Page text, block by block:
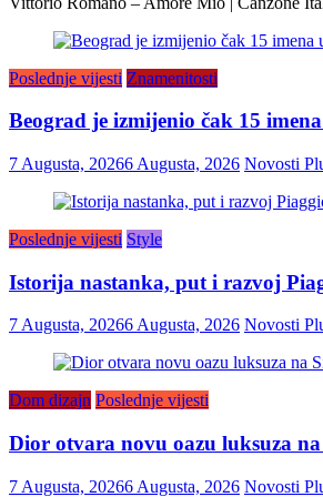
Poslednje vijesti Znamenitosti
Beograd je izmijenio čak 15
7 Augusta, 20266 Augusta, 2026 Novosti
Poslednje vijesti Style
Istorija nastanka, put i razvoj
7 Augusta, 20266 Augusta, 2026 Novosti
Dom dizajn Poslednje vijesti
Dior otvara novu oazu luksuza na
7 Augusta, 20266 Augusta, 2026 Novosti